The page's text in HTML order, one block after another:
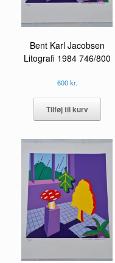
Bent Karl Jacobsen
Litografi 1984 746/800
600kr.
Tilføj til kurv